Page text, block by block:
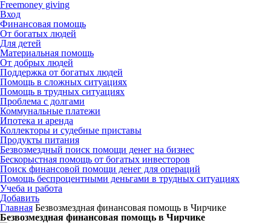
Freemoney giving
Вход
Финансовая помощь
От богатых людей
Для детей
Материальная помощь
От добрых людей
Поддержка от богатых людей
Помощь в сложных ситуациях
Помощь в трудных ситуациях
Проблема с долгами
Коммунальные платежи
Ипотека и аренда
Коллекторы и судебные приставы
Продукты питания
Безвозмездный поиск помощи денег на бизнес
Бескорыстная помощь от богатых инвесторов
Поиск финансовой помощи денег для операций
Помощь беспроцентными деньгами в трудных ситуациях
Учеба и работа
Добавить
Главная Безвозмездная финансовая помощь в Чирчике
Безвозмездная финансовая помощь в Чирчике